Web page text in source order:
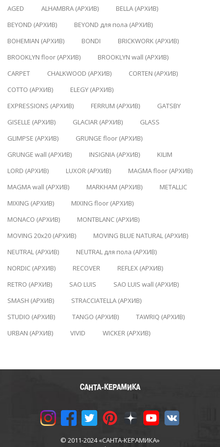
AGED ALHAMBRA (АРХИВ)
BELLA (АРХИВ)
BEYOND (АРХИВ)
BEYOND для пола (АРХИВ)
BOHEMIAN (АРХИВ)
BONDI
BRICKWORK (АРХИВ)
BROOKLYN floor (АРХИВ)
BROOKLYN wall (АРХИВ)
CARPET
CHALKWOOD (АРХИВ)
CORTEN (АРХИВ)
COTTO (АРХИВ)
ELEGY (АРХИВ)
EXPRESSIONS (АРХИВ)
FERRUM (АРХИВ)
GATSBY
GISELLE (АРХИВ)
GLACIAR (АРХИВ)
GLASS
GLIMPSE (АРХИВ)
GRUNGE floor (АРХИВ)
GRUNGE wall (АРХИВ)
INSIGNIA (АРХИВ)
KILIM
LORD (АРХИВ)
LUXOR (АРХИВ)
MAGMA floor (АРХИВ)
MAGMA wall (АРХИВ)
MARKHAM (АРХИВ)
METALLIC
MIXING (АРХИВ)
MIXING floor (АРХИВ)
MONACO (АРХИВ)
MONTBLANC (АРХИВ)
MOVING 20x20 (АРХИВ)
MOVING BLUE NATURAL (АРХИВ)
NEUTRAL (АРХИВ)
NEUTRAL для пола (АРХИВ)
NORDIC (АРХИВ)
RECOVER
REFLEX (АРХИВ)
RETRO (АРХИВ)
SAO LUIS
SAO LUIS wall (АРХИВ)
SMASH (АРХИВ)
STRACCIATELLA (АРХИВ)
STUDIO (АРХИВ)
TANGO (АРХИВ)
TAWRIQ (АРХИВ)
URBAN (АРХИВ)
VIVID WICKER (АРХИВ)
© 2011-2024 «САНТА-КЕРАМИКА»